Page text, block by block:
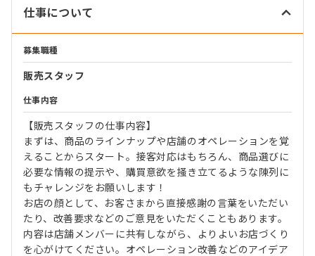
仕事について
募集職種
販売スタッフ
仕事内容
【販売スタッフの仕事内容】
まずは、商品のラインナップや店舗のオペレーションを覚
えることからスタート。接客対応はもちろん、商品選びに
必要な情報の提示や、購買意欲を掻き立てるような陳列に
もチャレンジをお願いします！
お店の顔として、お客さまから直接感謝の言葉をいただい
たり、改善要求などのご意見をいただくこともあります。
内容は店舗メンバーに共有しながら、よりよいお店づくり
を心がけてください。オペレーション改善などのアイデア